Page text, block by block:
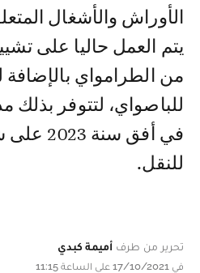
الأوراش والأشغال
يتم العمل حاليا على
من الطرامواي
للباصواي، لتتوفر بذلك
في أفق
للنقل.
تحرير من طرف أميمة كبدي
في 17/10/2021 على الساعة 11:15